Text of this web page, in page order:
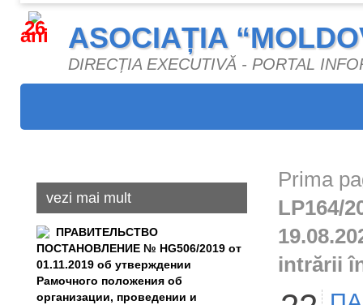
26
ani ASOCIAȚIA
DIRECȚIA EXECUTIVĂ - PORTAL
vezi mai mult
ПРАВИТЕЛЬСТВО
ПОСТАНОВЛЕНИЕ № HG506/2019 от
01.11.2019 об утверждении
Рамочного положения об
организации, проведении и
Prima
LP164/
intrării